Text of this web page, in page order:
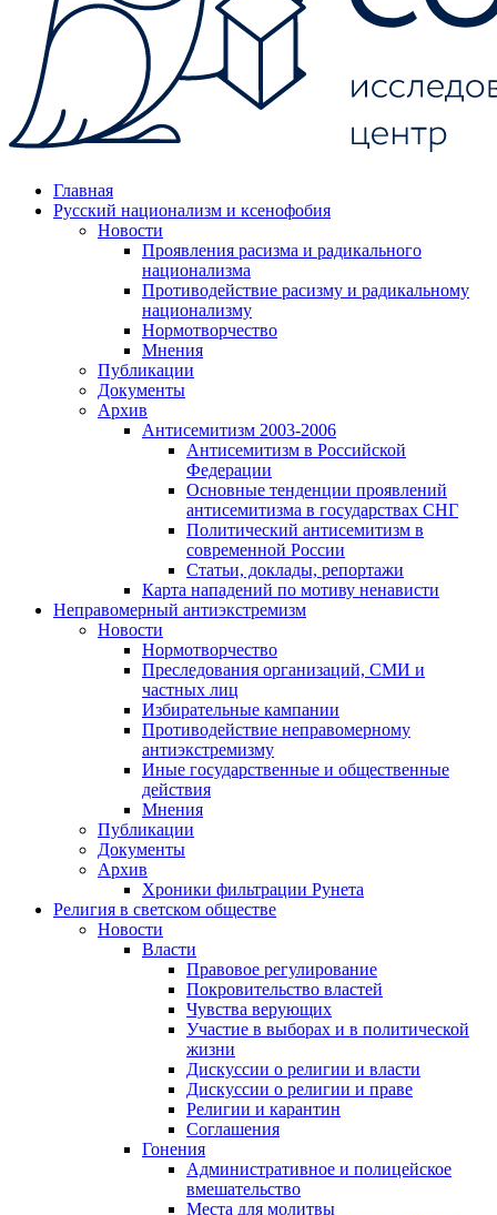
Главная
Русский национализм и ксенофобия
Новости
Проявления расизма и радикального
национализма
Противодействие расизму и радикальному
национализму
Нормотворчество
Мнения
Публикации
Документы
Архив
Антисемитизм 2003-2006
Антисемитизм в Российской
Федерации
Основные тенденции проявлений
антисемитизма в государствах СНГ
Политический антисемитизм в
современной России
Статьи, доклады, репортажи
Карта нападений по мотиву ненависти
Неправомерный антиэкстремизм
Новости
Нормотворчество
Преследования организаций, СМИ и
частных лиц
Избирательные кампании
Противодействие неправомерному
антиэкстремизму
Иные государственные и общественные
действия
Мнения
Публикации
Документы
Архив
Хроники фильтрации Рунета
Религия в светском обществе
Новости
Власти
Правовое регулирование
Покровительство властей
Чувства верующих
Участие в выборах и в политической
жизни
Дискуссии о религии и власти
Дискуссии о религии и праве
Религии и карантин
Соглашения
Гонения
Административное и полицейское
вмешательство
Места для молитвы